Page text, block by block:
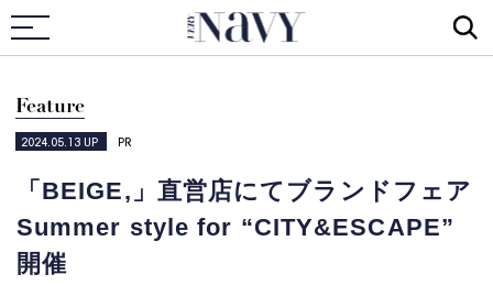
VERY NAVY
Feature
2024.05.13 UP PR
「BEIGE,」直営店にてブランドフェア
Summer style for “CITY&ESCAPE”
開催